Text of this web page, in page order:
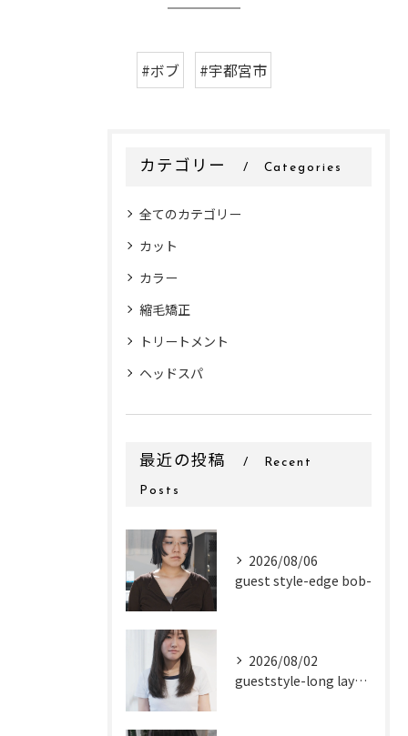
#ボブ #宇都宮市
カテゴリー Categories
全てのカテゴリー
カット
カラー
縮毛矯正
トリートメント
ヘッドスパ
最近の投稿 Recent
Posts
2026/08/06
guest style-edge bob-
2026/08/02
gueststyle-long layer-